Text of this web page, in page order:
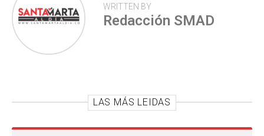
WRITTEN BY
Redacción SMAD
LAS MÁS LEIDAS